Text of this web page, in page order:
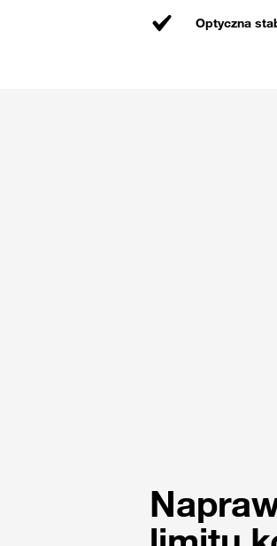
Optyczna